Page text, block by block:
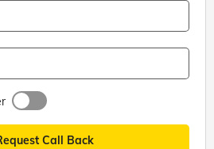
Call Back